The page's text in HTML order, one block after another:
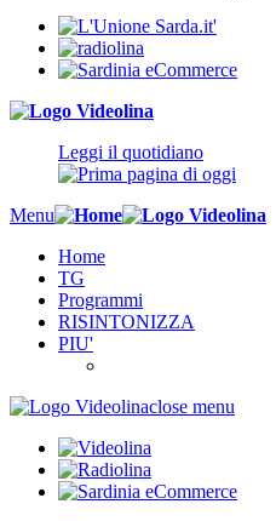
Leggi il quotidiano
Menu
Home
TG
Programmi
RISINTONIZZA
PIU'
close menu